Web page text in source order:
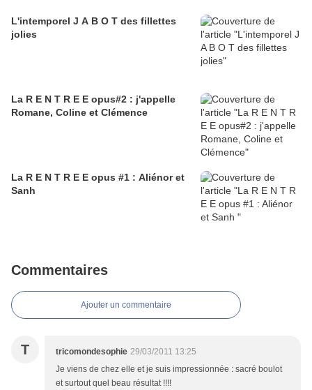
L'intemporel J A B O T des fillettes
jolies
La R E N T R E E opus#2 : j'appelle
Romane, Coline et Clémence
La R E N T R E E opus #1 : Aliénor et
Sanh
Commentaires
Ajouter un commentaire
T tricomondesophie 29/03/2011 13:25
Je viens de chez elle et je suis impressionnée : sacré boulot
et surtout quel beau résultat !!!!